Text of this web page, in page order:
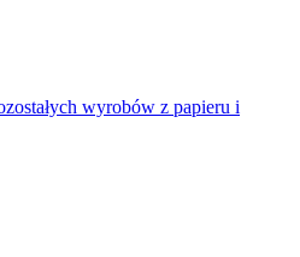
wyrobów z papieru i